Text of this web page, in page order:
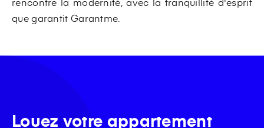
que garantit Garantme.
Louez votre appartement